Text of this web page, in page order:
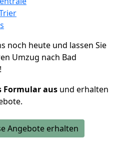
noch heute und lassen Sie
Umzug nach Bad
Formular aus und erhalten
Angebote erhalten